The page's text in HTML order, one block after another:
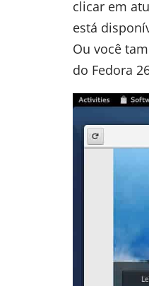
clicar em
está
Ou você
do Fedora